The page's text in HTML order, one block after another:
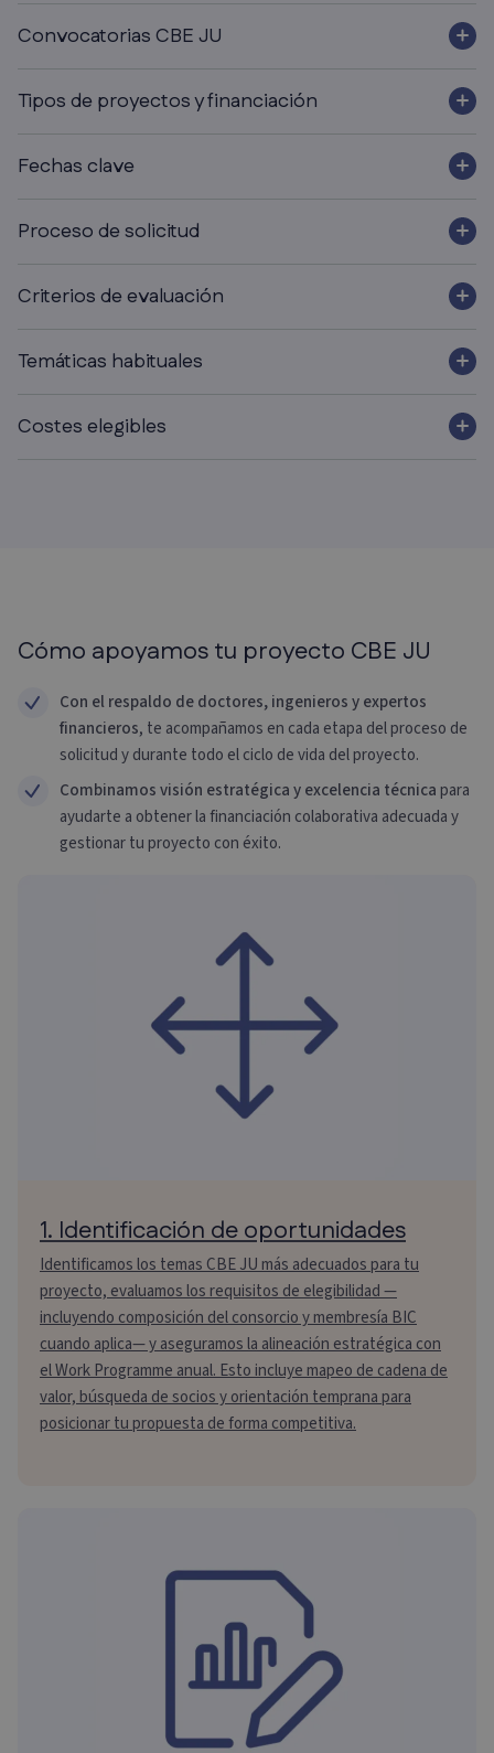
eurosentre la Unión Europea y el
(2021–2031).
Convocatorias CBE JU
Tipos de proyectos y financiación
Fechas clave
Proceso de solicitud
Criterios de evaluación
Temáticas habituales
Costes elegibles
Cómo apoyamos tu proyecto CBE JU
Con el respaldo de doctores, ingenieros y expertos
financieros, te acompañamos en cada etapa del proceso de
solicitud y durante todo el ciclo de vida del proyecto.
Combinamos visión estratégica y excelencia técnica para
ayudarte a obtener la financiación colaborativa adecuada y
gestionar tu proyecto con éxito.
1. Identificación de oportunidades
Identificamos los temas CBE JU más adecuados para tu
proyecto, evaluamos los requisitos de elegibilidad —
incluyendo composición del consorcio y membresía BIC
cuando aplica— y aseguramos la alineación estratégica con
el Work Programme anual. Esto incluye mapeo de cadena de
valor, búsqueda de socios y orientación temprana para
posicionar tu propuesta de forma competitiva.